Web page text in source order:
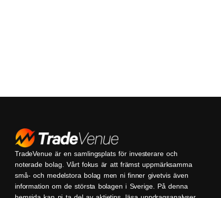
TradeVenue är en samlingsplats för investerare och
noterade bolag. Vårt fokus är att främst uppmärksamma
små- och medelstora bolag men ni finner givetvis även
information om de största bolagen i Sverige. På denna